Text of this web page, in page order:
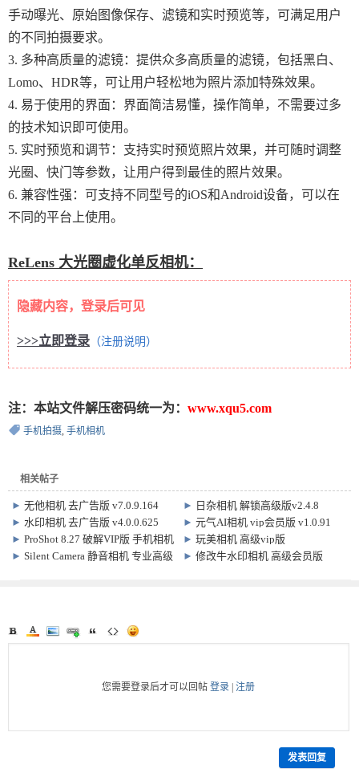
手动曝光、原始图像保存、滤镜和实时预览等，可满足用户
的不同拍摄要求。
3. 多种高质量的滤镜：提供众多高质量的滤镜，包括黑白、
Lomo、HDR等，可让用户轻松地为照片添加特殊效果。
4. 易于使用的界面：界面简洁易懂，操作简单，不需要过多
的技术知识即可使用。
5. 实时预览和调节：支持实时预览照片效果，并可随时调整
光圈、快门等参数，让用户得到最佳的照片效果。
6. 兼容性强：可支持不同型号的iOS和Android设备，可以在
不同的平台上使用。
ReLens 大光圈虚化单反相机：
隐藏内容，登录后可见
>>>立即登录 （注册说明）
注：本站文件解压密码统一为： www.xqu5.com
手机拍摄, 手机相机
相关帖子
►无他相机 去广告版 v7.0.9.164 ► 日杂相机 解锁高级版v2.4.8
► 水印相机 去广告版 v4.0.0.625 ►元气AI相机 vip会员版 v1.0.91
►ProShot 8.27 破解VIP版 手机相机
拍摄软件
►玩美相机 高级vip版
YouCamPerfect v6.19.1
►Silent Camera 静音相机 专业高级
►修改牛水印相机 高级会员版
您需要登录后才可以回帖登录 |注册
发表回复